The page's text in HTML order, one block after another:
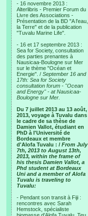
- 16 novembre 2013 :
Alterlibris - Premier Forum du
Livre des Associations -
Présentation de la BD "A l'eau,
la Terre" et de la publication
"Tuvalu Marine Life".
- 16 et 17 septembre 2013 :
Sea for Society, consultation
des parties prenantes à
Nausicaa-Boulogne sur Mer
sur le thème "Océan et
Energie". / September 16 and
17th: Sea for Society
consultation forum - "Ocean
and Energy" - at Nausicaa-
Boulogne sur Mer.
Du 7 juillet 2013 au 13 août,
2013, voyage à Tuvalu dans
le cadre de sa thèse de
Damien Vallot, étudiant en
PhD à l'Université de
Bordeaux et membre
d'Alofa Tuvalu : / From July
7th, 2013 to August 13th,
2013, within the frame of
his thesis Damien Vallot, a
Phd student at Bordeaux
Uni and a member of Alofa
Tuvalu is traveling to
Tuvalu:
- Pendant son transit à Fiji :
rencontres avec Sarah
Hemstock, spécialiste